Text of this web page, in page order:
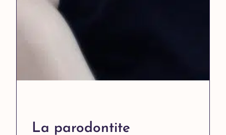
La parodontite